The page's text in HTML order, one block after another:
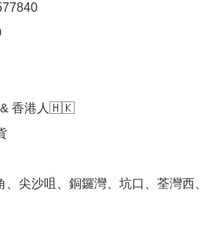
& 香港人🇭🇰
尖沙咀、銅鑼灣、坑口、荃灣西、